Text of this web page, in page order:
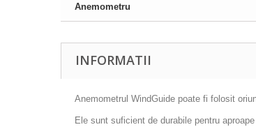
Anemometru
INFORMATII
Anemometrul WindGuide poate fi folosit
Ele sunt suficient de durabile pentru